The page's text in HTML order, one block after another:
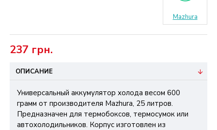
237 грн.
Mazhura
ОПИСАНИЕ
Универсальный аккумулятор холода весом 600
грамм от производителя Mazhura, 25 литров.
Предназначен для термобоксов, термосумок или
автохолодильников. Корпус изготовлен из